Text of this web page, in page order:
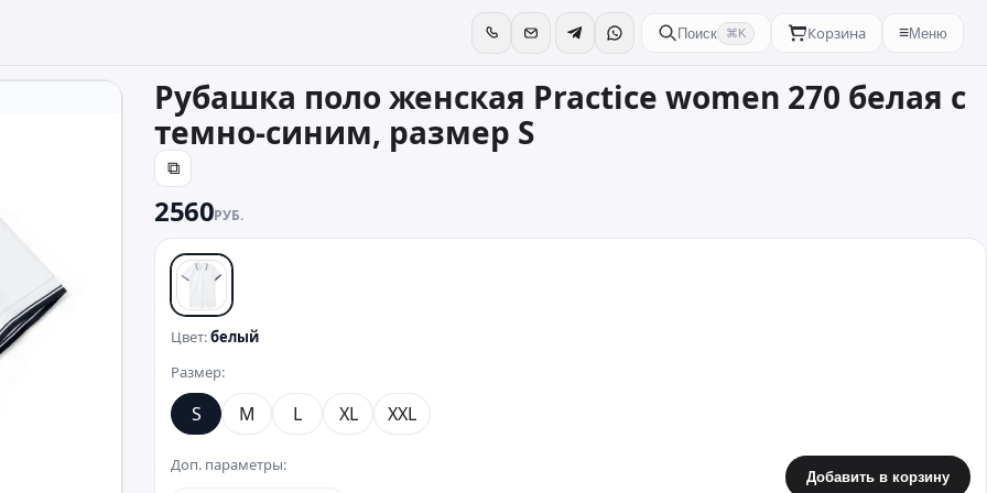
Поиск ⌘K Корзина ≡Меню
Рубашка поло женская Practice women 270 белая с
темно-синим, размер S
⧉
2560РУБ.
белый
Цвет:белый
Размер:
S M L XL XXL
Доп. параметры:
Добавить в корзину